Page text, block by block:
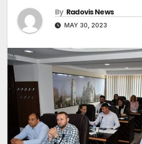
By Radovis News
MAY 30, 2023